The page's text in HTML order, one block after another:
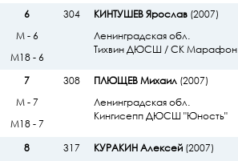
6
304 КИНТУШЕВ Ярослав(2007)
Ленинградская обл.
Тихвин ДЮСШ / СК Марафон
М - 6
М18 - 6
7
308 ПЛЮЩЕВ Михаил(2007)
Ленинградская обл.
Кингисепп ДЮСШ "Юность"
М - 7
М18 - 7
8
317 КУРАКИН Алексей(2007)